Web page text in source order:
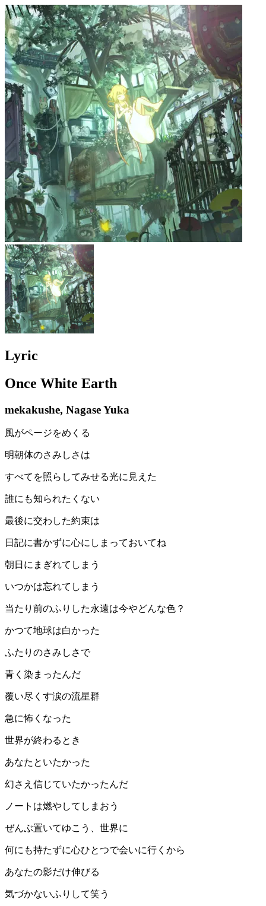
Lyric
Once White Earth
mekakushe, Nagase Yuka
風がページをめくる
明朝体のさみしさは
すべてを照らしてみせる光に見えた
誰にも知られたくない
最後に交わした約束は
日記に書かずに心にしまっておいてね
朝日にまぎれてしまう
いつかは忘れてしまう
当たり前のふりした永遠は今やどんな色？
かつて地球は白かった
ふたりのさみしさで
青く染まったんだ
覆い尽くす涙の流星群
急に怖くなった
世界が終わるとき
あなたといたかった
幻さえ信じていたかったんだ
ノートは燃やしてしまおう
ぜんぶ置いてゆこう、世界に
何にも持たずに心ひとつで会いに行くから
あなたの影だけ伸びる
気づかないふりして笑う